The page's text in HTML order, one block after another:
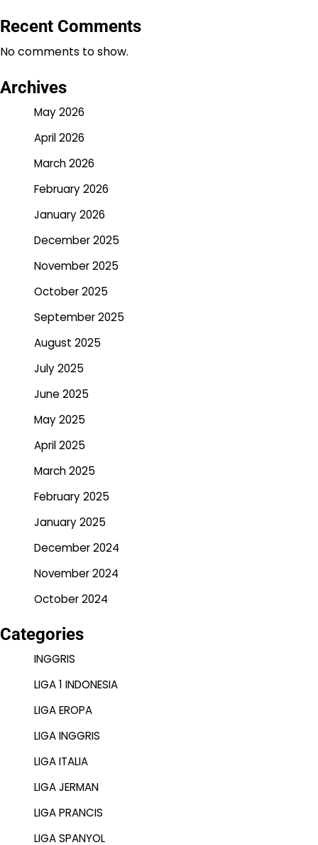
Recent Comments
No comments to show.
Archives
May 2026
April 2026
March 2026
February 2026
January 2026
December 2025
November 2025
October 2025
September 2025
August 2025
July 2025
June 2025
May 2025
April 2025
March 2025
February 2025
January 2025
December 2024
November 2024
October 2024
Categories
INGGRIS
LIGA 1 INDONESIA
LIGA EROPA
LIGA INGGRIS
LIGA ITALIA
LIGA JERMAN
LIGA PRANCIS
LIGA SPANYOL